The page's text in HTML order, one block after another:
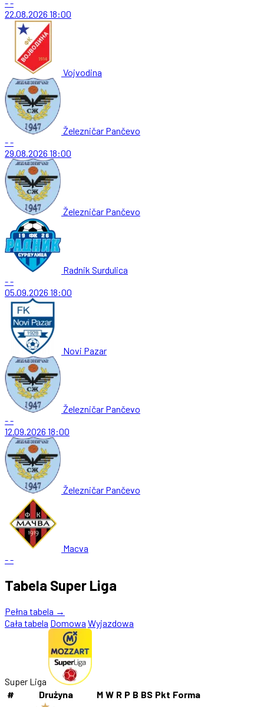
--
22.08.2026 18:00
Vojvodina
Železničar Pančevo
--
29.08.2026 18:00
Železničar Pančevo
Radnik Surdulica
--
05.09.2026 18:00
Novi Pazar
Železničar Pančevo
--
12.09.2026 18:00
Železničar Pančevo
Macva
--
Tabela Super Liga
Pełna tabela →
Cała tabela Domowa Wyjazdowa
Super Liga
#
Drużyna M W R P B BS Pkt Forma